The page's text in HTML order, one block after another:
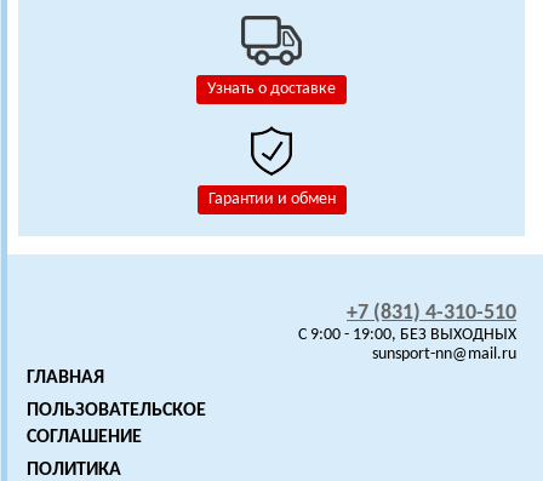
Узнать о доставке
Гарантии и обмен
+7 (831) 4-310-510
C 9:00 - 19:00, БЕЗ ВЫХОДНЫХ
sunsport-nn@mail.ru
ГЛАВНАЯ
ПОЛЬЗОВАТЕЛЬСКОЕ
СОГЛАШЕНИЕ
ПОЛИТИКА